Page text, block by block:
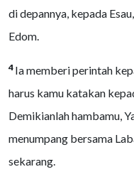
di depannya, kepada
Edom.
4 Ia memberi perintah
harus kamu katakan
Demikianlah hambamu,
menumpang bersama
sekarang.